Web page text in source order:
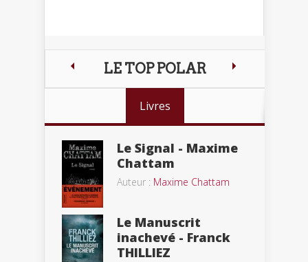
LE TOP POLAR
Livres
Le Signal - Maxime
Chattam
Auteur : Maxime Chattam
Le Manuscrit
inachevé - Franck
THILLIEZ